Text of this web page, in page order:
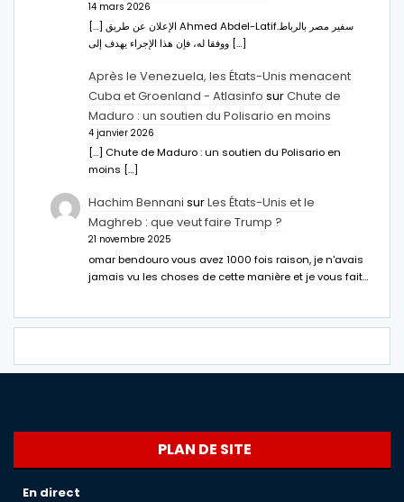
14 mars 2026
[…] الإعلان عن طريق Ahmed Abdel-Latifسفير مصر بالرباط.
ووفقا له، فإن هذا الإجراء يهدف إلى […]
Après le Venezuela, les États-Unis menacent
Cuba et Groenland - Atlasinfo surChute de
Maduro : un soutien du Polisario en moins
4 janvier 2026
[…] Chute de Maduro : un soutien du Polisario en
moins […]
Hachim Bennani surLes États-Unis et le
Maghreb : que veut faire Trump ?
21 novembre 2025
omar bendouro vous avez 1000 fois raison, je n'avais
jamais vu les choses de cette manière et je vous fait…
PLAN DE SITE
En direct